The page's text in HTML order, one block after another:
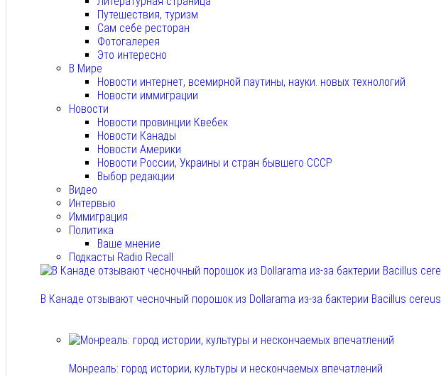
Путешествия, туризм
Сам себе ресторан
Фотогалерея
Это интересно
В Мире
Новости интернет, всемирной паутины, науки. новых технологий
Новости иммиграции
Новости
Новости провинции Квебек
Новости Канады
Новости Америки
Новости России, Украины и стран бывшего СССР
Выбор редакции
Видео
Интервью
Иммиграция
Политика
Ваше мнение
Подкасты Radio Recall
В Канаде отзывают чесночный порошок из Dollarama из-за бактерии Bacillus cereus
Монреаль: город истории, культуры и нескончаемых впечатлений